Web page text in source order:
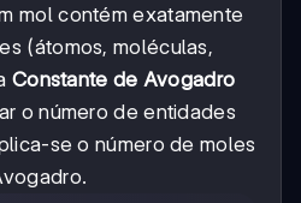
mol contém exatamente
(átomos, moléculas,
Constante de Avogadro
o número de entidades
se o número de moles